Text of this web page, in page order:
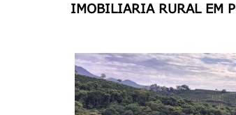
IMOBILIARIA RURAL EM